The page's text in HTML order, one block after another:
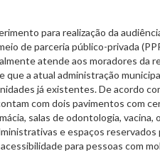
para realização da
de parceria público-privada
atende aos moradores da
que a atual administração
já existentes. De acordo
com dois pavimentos com
salas de odontologia, vacina,
e espaços
para pessoas com